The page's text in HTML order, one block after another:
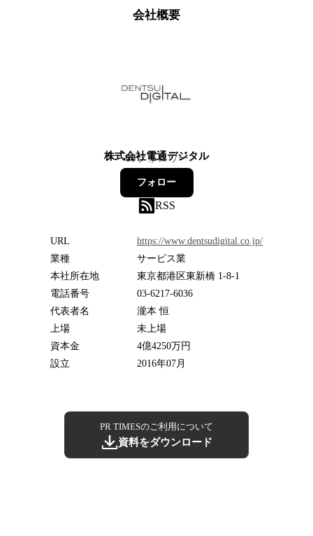
会社概要
株式会社電通デジタル
60フォロワー
フォロー
RSS
URL
https://www.dentsudigital.co.jp/
業種
サービス業
本社所在地
東京都港区東新橋 1-8-1
電話番号
03-6217-6036
代表者名
瀧本 恒
上場
未上場
資本金
4億4250万円
設立
2016年07月
PR TIMESのご利用について
資料をダウンロード